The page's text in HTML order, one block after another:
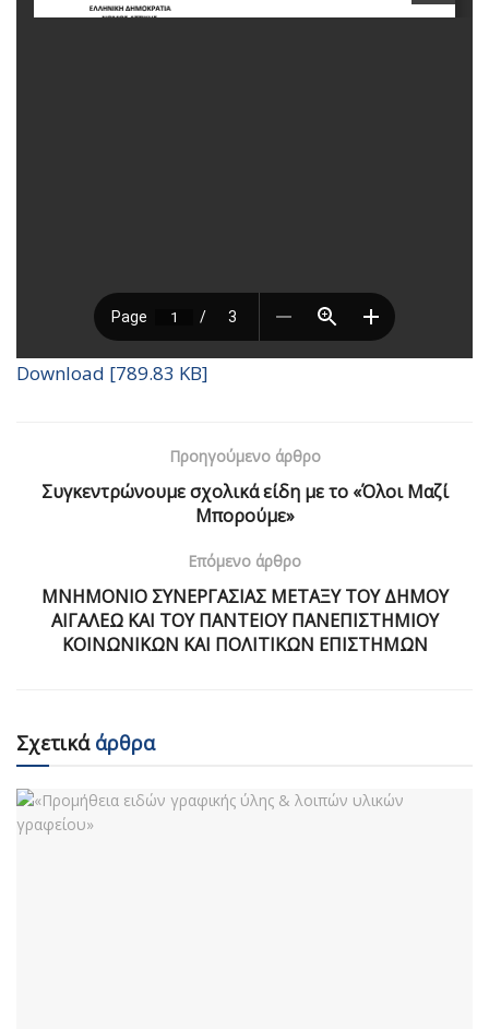
Download [789.83 KB]
Προηγούμενο άρθρο
Συγκεντρώνουμε σχολικά είδη με το «Όλοι Μαζί
Μπορούμε»
Επόμενο άρθρο
ΜΝΗΜΟΝΙΟ ΣΥΝΕΡΓΑΣΙΑΣ ΜΕΤΑΞΥ ΤΟΥ ΔΗΜΟΥ
ΑΙΓΑΛΕΩ ΚΑΙ ΤΟΥ ΠΑΝΤΕΙΟΥ ΠΑΝΕΠΙΣΤΗΜΙΟΥ
ΚΟΙΝΩΝΙΚΩΝ ΚΑΙ ΠΟΛΙΤΙΚΩΝ ΕΠΙΣΤΗΜΩΝ
Σχετικάάρθρα